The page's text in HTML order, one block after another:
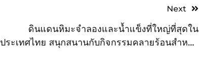
Next
ดินแดนหิมะจำลองและน้ำแข็งที่ใหญ่ที่สุดใน
ประเทศไทย สนุกสนานกับกิจกรรมคลายร้อนสำหรับ